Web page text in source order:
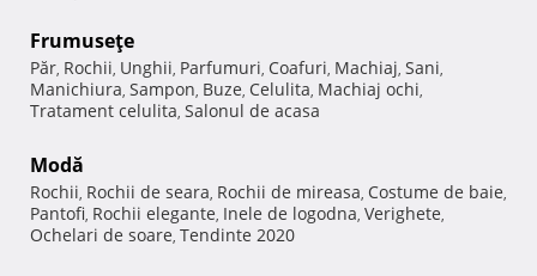
Frumuseţe
Păr, Rochii, Unghii, Parfumuri, Coafuri, Machiaj, Sani,
Manichiura, Sampon, Buze, Celulita, Machiaj ochi,
Tratament celulita, Salonul de acasa
Modă
Rochii, Rochii de seara, Rochii de mireasa, Costume de baie,
Pantofi, Rochii elegante, Inele de logodna, Verighete,
Ochelari de soare, Tendinte 2020